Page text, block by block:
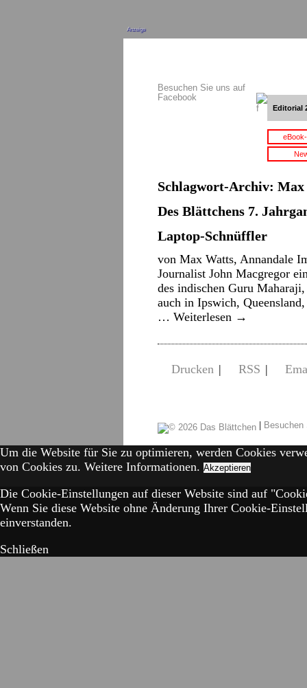
Anzeige
Besuchen Sie uns auf
Facebook
Editorial
Schlagwort-Archiv: Max
Des Blättchens 7.
Laptop-Schnüffler
von Max Watts, Annandale
Journalist John Macgregor
des indischen Guru
auch in Ipswich,
… Weiterlesen →
Drucken | RSS |
|
Um die Website für Sie zu optimieren, werden Cookies
von Cookies zu. Weitere Informationen. Akzeptieren
Die Cookie-Einstellungen auf dieser Website sind auf
Wenn Sie diese Website ohne Änderung Ihrer Cookie-
einverstanden.
Schließen